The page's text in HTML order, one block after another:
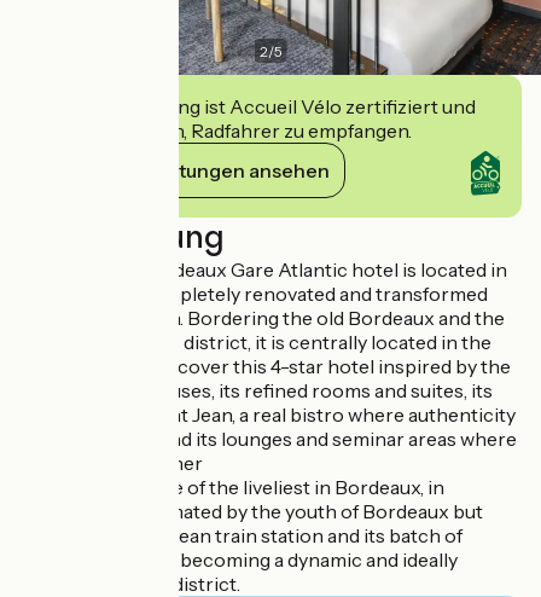
2/5
Diese Einrichtung ist Accueil Vélo zertifiziert und
verpflichtet sich, Radfahrer zu empfangen.
Ihre Verpflichtungen ansehen
Beschreibung
The Mercure Bordeaux Gare Atlantic hotel is located in
the heart of a completely renovated and transformed
district: Saint Jean. Bordering the old Bordeaux and the
Paludate business district, it is centrally located in the
city. Come and discover this 4-star hotel inspired by the
old bourgeois houses, its refined rooms and suites, its
restaurant Le Saint Jean, a real bistro where authenticity
is the key word, and its lounges and seminar areas where
people like to gather
This district is one of the liveliest in Bordeaux, in
mutation, it is animated by the youth of Bordeaux but
also by the Saint-Jean train station and its batch of
travelers. It is also becoming a dynamic and ideally
located business district.